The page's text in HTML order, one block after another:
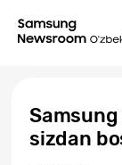
sizdan